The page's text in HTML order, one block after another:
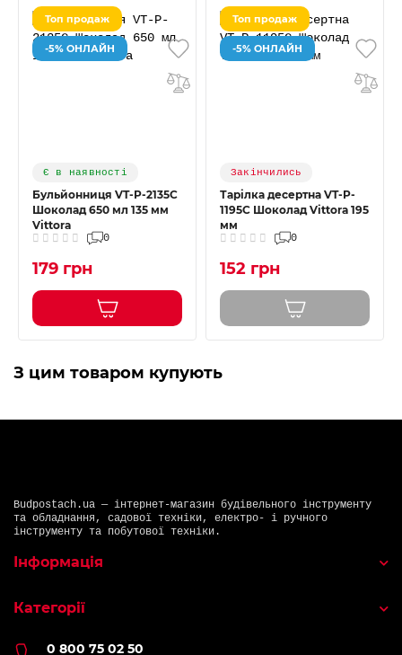
Топ продаж
-5% ОНЛАЙН
Є в наявності
Бульйонниця VT-P-2135С
Шоколад 650 мл 135 мм
Vittora
0
179 грн
Топ продаж
-5% ОНЛАЙН
Закінчились
Тарілка десертна VT-P-
1195С Шоколад Vittora 195
мм
0
152 грн
З цим товаром купують
Budpostach.ua — інтернет-магазин будівельного інструменту
та обладнання, садової техніки, електро- і ручного
інструменту та побутової техніки.
0 800 75 02 50
Інформація
Категорії